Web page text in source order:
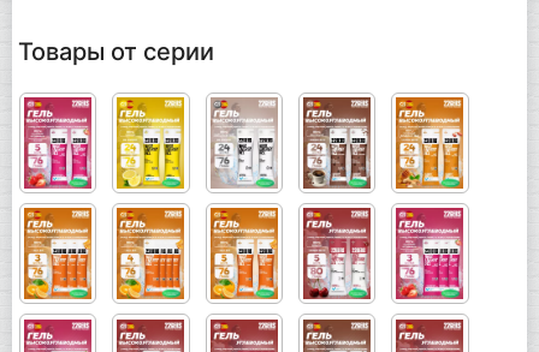
Товары от серии